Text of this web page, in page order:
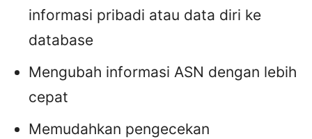
informasi pribadi atau data diri ke
database
Mengubah informasi ASN dengan lebih
cepat
Memudahkan pengecekan